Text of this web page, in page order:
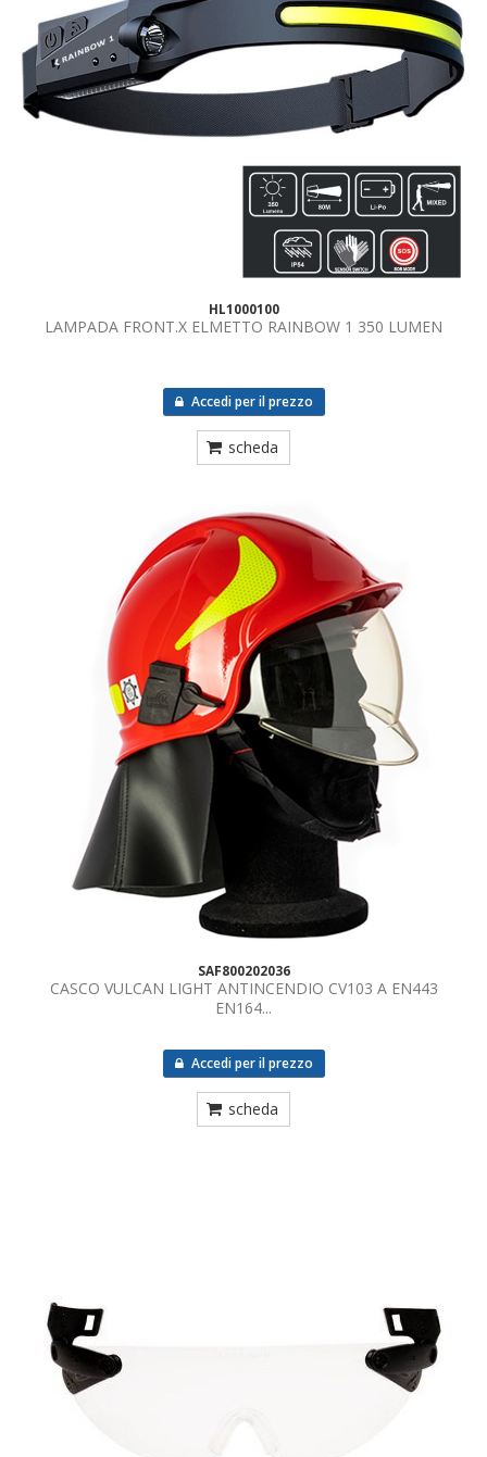
HL1000100
LAMPADA FRONT.X ELMETTO RAINBOW 1 350 LUMEN
Accedi per il prezzo
scheda
SAF800202036
CASCO VULCAN LIGHT ANTINCENDIO CV103 A EN443
EN164...
Accedi per il prezzo
scheda